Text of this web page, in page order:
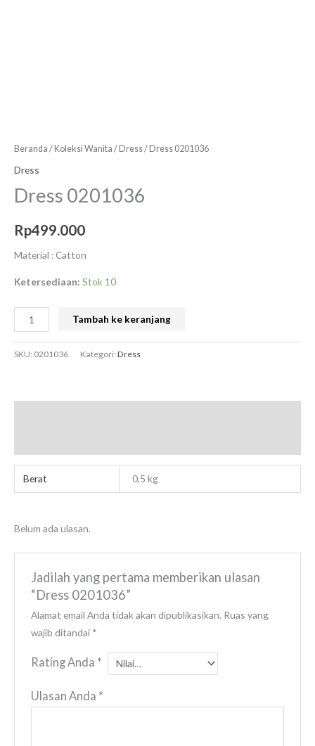
Beranda / Koleksi Wanita / Dress/ Dress 0201036
Dress
Dress 0201036
Rp499.000
Material : Catton
Ketersediaan: Stok 10
Tambah ke keranjang
SKU: 0201036 Kategori:Dress
Berat 0,5 kg
Belum ada ulasan.
Jadilah yang pertama memberikan ulasan
“Dress 0201036”
Alamat email Anda tidak akan dipublikasikan. Ruas yang
wajib ditandai *
Rating Anda *
Ulasan Anda *